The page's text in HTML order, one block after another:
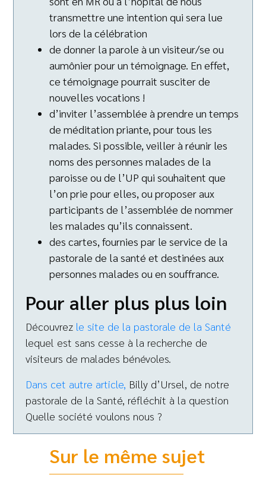
transmettre une intention qui sera lue
lors de la célébration
de donner la parole à un visiteur/se ou
aumônier pour un témoignage. En effet,
ce témoignage pourrait susciter de
nouvelles vocations !
d’inviter l’assemblée à prendre un temps
de méditation priante, pour tous les
malades. Si possible, veiller à réunir les
noms des personnes malades de la
paroisse ou de l’UP qui souhaitent que
l’on prie pour elles, ou proposer aux
participants de l’assemblée de nommer
les malades qu’ils connaissent.
des cartes, fournies par le service de la
pastorale de la santé et destinées aux
personnes malades ou en souffrance.
Pour aller plus plus loin
Découvrez le site de la pastorale de la Santé
lequel est sans cesse à la recherche de
visiteurs de malades bénévoles.
Dans cet autre article, Billy d’Ursel, de notre
pastorale de la Santé, réfléchit à la question
Quelle société voulons nous ?
Sur le même sujet